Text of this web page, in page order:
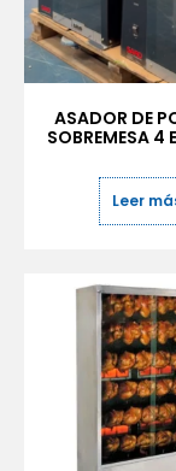
ASADOR DE
SOBREMESA 4
Leer